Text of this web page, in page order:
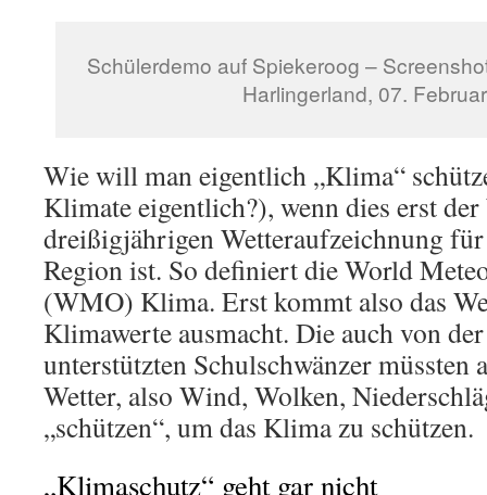
Schülerdemo auf Spiekeroog –
Harlingerland, 07.
Wie will man eigentlich „Klima“
Klimate eigentlich?), wenn dies erst
dreißigjährigen Wetteraufzeichnung
Region ist. So definiert die World
(WMO) Klima. Erst kommt also das
Klimawerte ausmacht. Die auch von
unterstützten Schulschwänzer müssten
Wetter, also Wind, Wolken,
„schützen“, um das Klima zu schützen.
„Klimaschutz“ geht gar nicht